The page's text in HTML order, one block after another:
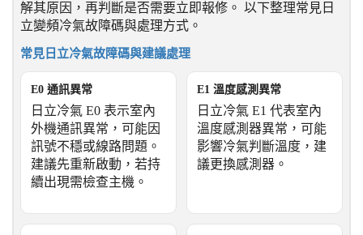
解其原因，再判斷是否需要立即報修。 以下整理常見日
立變頻冷氣故障碼與處理方式。
常見日立冷氣故障碼與建議處理
E0 通訊異常
日立冷氣 E0 表示室內
外機通訊異常，可能因
訊號不穩或線路問題。
建議先重新啟動，若持
續出現需檢查主機。
E1 溫度感測異常
日立冷氣 E1 代表室內
溫度感測器異常，可能
影響冷氣判斷溫度，建
議更換感測器。